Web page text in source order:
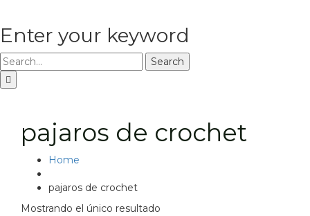
Enter your keyword
Search
pajaros de crochet
Home
pajaros de crochet
Mostrando el único resultado